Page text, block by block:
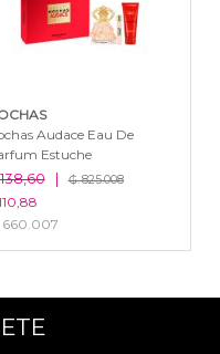
Audace Eau De
Estuche
|₲. 825.008
660.007